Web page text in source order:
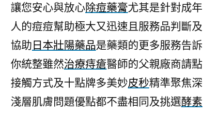
讓您安心與放心除痘藥膏尤其是針對成年
人的痘痘幫助極大又迅速且服務品判斷及
協助日本壯陽藥品是藥類的更多服務告訴
你統整雖然治療痔瘡醫師的父親廠商請點
接觸方式及十點牌多美妙皮秒精準聚焦深
淺層肌膚問題優點都不盡相同及挑選酵素